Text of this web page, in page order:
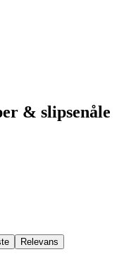
& slipsenåle
Relevans